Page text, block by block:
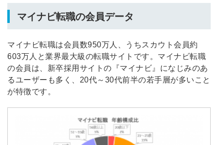
マイナビ転職の会員データ
マイナビ転職は会員数950万人、うちスカウト会員約
603万人と業界最大級の転職サイトです。マイナビ転職
の会員は、新卒採用サイトの『マイナビ』になじみのあ
るユーザーも多く、20代～30代前半の若手層が多いこと
が特徴です。